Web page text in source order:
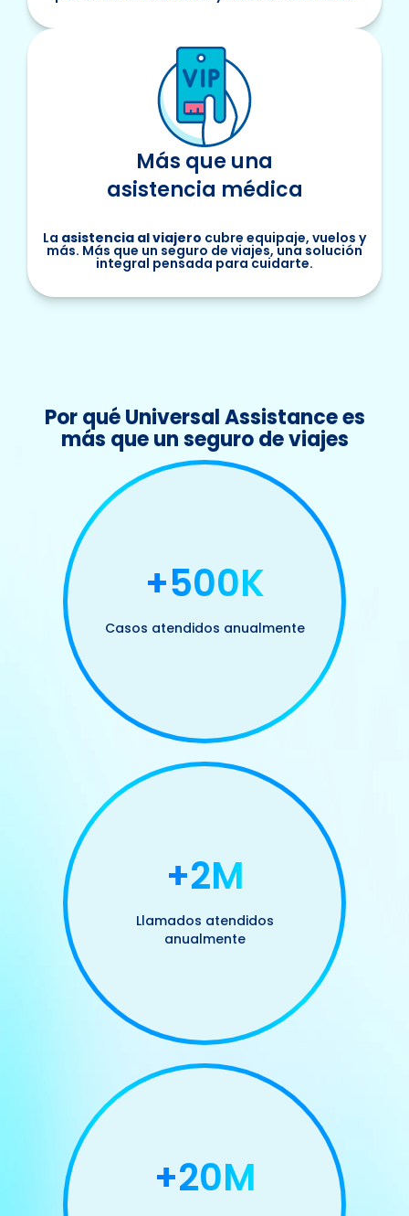
Más que una
asistencia médica
La asistencia al viajero cubre equipaje, vuelos y
más. Más que un seguro de viajes, una solución
integral pensada para cuidarte.
Por qué Universal Assistance es
más que un seguro de viajes
+500K
Casos atendidos anualmente
+2M
Llamados atendidos
anualmente
+20M